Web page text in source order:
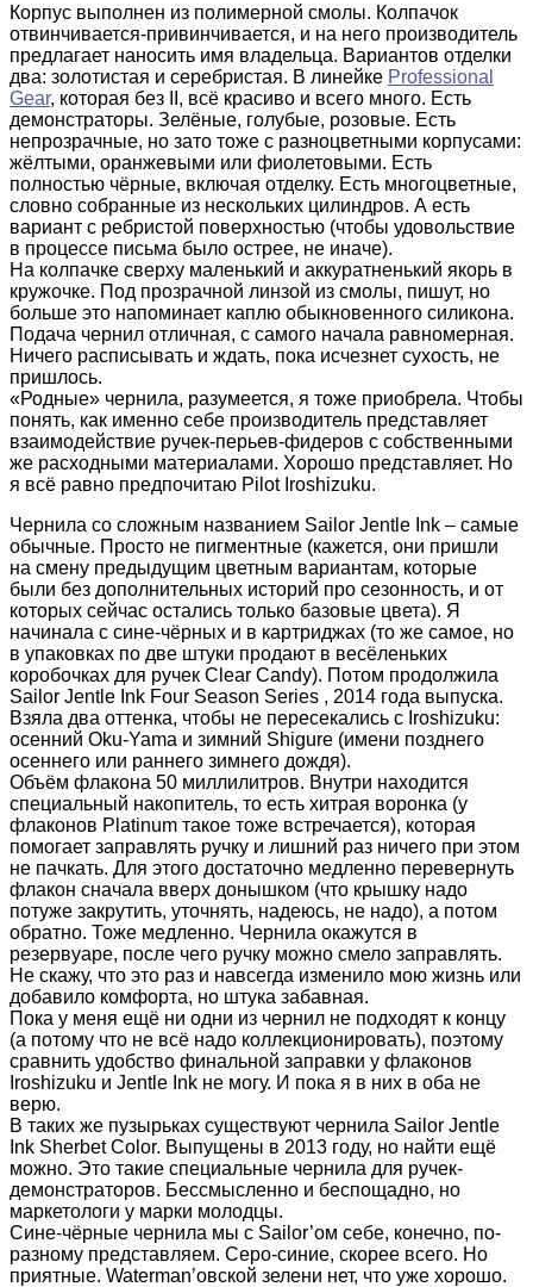
Корпус выполнен из полимерной смолы. Колпачок
отвинчивается-привинчивается, и на него производитель
предлагает наносить имя владельца. Вариантов отделки
два: золотистая и серебристая. В линейке Professional
Gear, которая без II, всё красиво и всего много. Есть
демонстраторы. Зелёные, голубые, розовые. Есть
непрозрачные, но зато тоже с разноцветными корпусами:
жёлтыми, оранжевыми или фиолетовыми. Есть
полностью чёрные, включая отделку. Есть многоцветные,
словно собранные из нескольких цилиндров. А есть
вариант с ребристой поверхностью (чтобы удовольствие
в процессе письма было острее, не иначе).
На колпачке сверху маленький и аккуратненький якорь в
кружочке. Под прозрачной линзой из смолы, пишут, но
больше это напоминает каплю обыкновенного силикона.
Подача чернил отличная, с самого начала равномерная.
Ничего расписывать и ждать, пока исчезнет сухость, не
пришлось.
«Родные» чернила, разумеется, я тоже приобрела. Чтобы
понять, как именно себе производитель представляет
взаимодействие ручек-перьев-фидеров с собственными
же расходными материалами. Хорошо представляет. Но
я всё равно предпочитаю Pilot Iroshizuku.
Чернила со сложным названием Sailor Jentle Ink – самые
обычные. Просто не пигментные (кажется, они пришли
на смену предыдущим цветным вариантам, которые
были без дополнительных историй про сезонность, и от
которых сейчас остались только базовые цвета). Я
начинала с сине-чёрных и в картриджах (то же самое, но
в упаковках по две штуки продают в весёленьких
коробочках для ручек Clear Candy). Потом продолжила
Sailor Jentle Ink Four Season Series , 2014 года выпуска.
Взяла два оттенка, чтобы не пересекались с Iroshizuku:
осенний Oku-Yama и зимний Shigure (имени позднего
осеннего или раннего зимнего дождя).
Объём флакона 50 миллилитров. Внутри находится
специальный накопитель, то есть хитрая воронка (у
флаконов Platinum такое тоже встречается), которая
помогает заправлять ручку и лишний раз ничего при этом
не пачкать. Для этого достаточно медленно перевернуть
флакон сначала вверх донышком (что крышку надо
потуже закрутить, уточнять, надеюсь, не надо), а потом
обратно. Тоже медленно. Чернила окажутся в
резервуаре, после чего ручку можно смело заправлять.
Не скажу, что это раз и навсегда изменило мою жизнь или
добавило комфорта, но штука забавная.
Пока у меня ещё ни одни из чернил не подходят к концу
(а потому что не всё надо коллекционировать), поэтому
сравнить удобство финальной заправки у флаконов
Iroshizuku и Jentle Ink не могу. И пока я в них в оба не
верю.
В таких же пузырьках существуют чернила Sailor Jentle
Ink Sherbet Color. Выпущены в 2013 году, но найти ещё
можно. Это такие специальные чернила для ручек-
демонстраторов. Бессмысленно и беспощадно, но
маркетологи у марки молодцы.
Сине-чёрные чернила мы с Sailor’ом себе, конечно, по-
разному представляем. Серо-синие, скорее всего. Но
приятные. Waterman’овской зелени нет, что уже хорошо.